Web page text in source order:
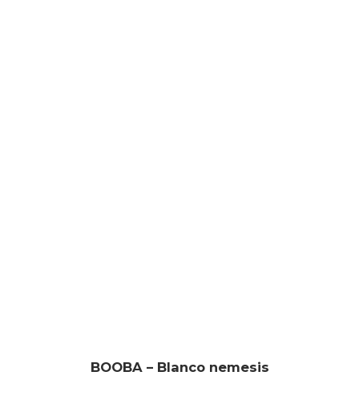
BOOBA – Blanco nemesis